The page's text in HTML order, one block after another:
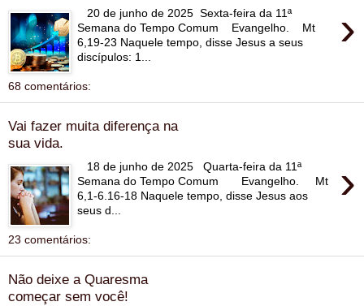
›
20 de junho de 2025 Sexta-feira da 11ª
Semana do Tempo Comum Evangelho. Mt
6,19-23 Naquele tempo, disse Jesus a seus
discípulos: 1...
68 comentários:
Vai fazer muita diferença na
sua vida.
›
18 de junho de 2025 Quarta-feira da 11ª
Semana do Tempo Comum Evangelho. Mt
6,1-6.16-18 Naquele tempo, disse Jesus aos
seus d...
23 comentários:
Não deixe a Quaresma
começar sem você!